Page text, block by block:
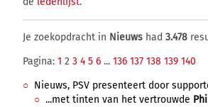
Je zoekopdracht in Nieuws had 3.478
Pagina: 1 2 3 4 5 6 ... 136 137 138 139 140
Nieuws, PSV presenteert door
...met tinten van het vertrouwde